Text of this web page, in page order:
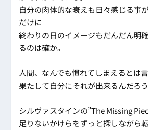
自分の肉体的な衰えも日々感じる事
だけに
終わりの日のイメージもだんだん明
るのは確か。
人間、なんでも慣れてしまえるとは
果たして自分にそれが出来るんだろう
シルヴァスタインの”The Missing
足りないかけらをずっと探しながら